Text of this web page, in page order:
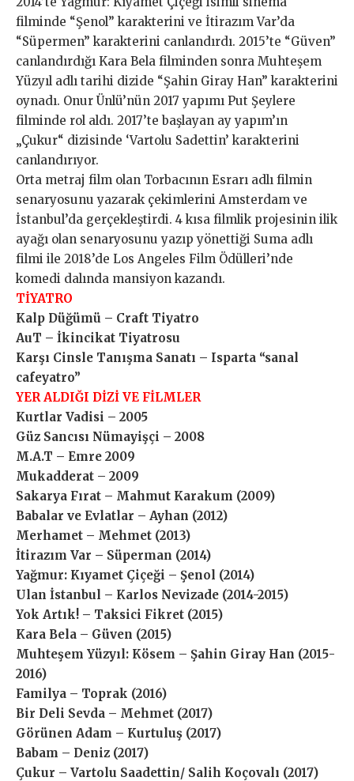
filminde “Şenol” karakterini ve İtirazım Var’da
“Süpermen” karakterini canlandırdı. 2015’te “Güven”
canlandırdığı Kara Bela filminden sonra Muhteşem
Yüzyıl adlı tarihi dizide “Şahin Giray Han” karakterini
oynadı. Onur Ünlü’nün 2017 yapımı Put Şeylere
filminde rol aldı. 2017’te başlayan ay yapım’ın
„Çukur“ dizisinde ‘Vartolu Sadettin’ karakterini
canlandırıyor.
Orta metraj film olan Torbacının Esrarı adlı filmin
senaryosunu yazarak çekimlerini Amsterdam ve
İstanbul’da gerçekleştirdi. 4 kısa filmlik projesinin ilik
ayağı olan senaryosunu yazıp yönettiği Suma adlı
filmi ile 2018’de Los Angeles Film Ödülleri’nde
komedi dalında mansiyon kazandı.
TİYATRO
Kalp Düğümü – Craft Tiyatro
AuT – İkincikat Tiyatrosu
Karşı Cinsle Tanışma Sanatı – Isparta “sanal
cafeyatro”
YER ALDIĞI DİZİ VE FİLMLER
Kurtlar Vadisi – 2005
Güz Sancısı Nümayişçi – 2008
M.A.T – Emre 2009
Mukadderat – 2009
Sakarya Fırat – Mahmut Karakum (2009)
Babalar ve Evlatlar – Ayhan (2012)
Merhamet – Mehmet (2013)
İtirazım Var – Süperman (2014)
Yağmur: Kıyamet Çiçeği – Şenol (2014)
Ulan İstanbul – Karlos Nevizade (2014-2015)
Yok Artık! – Taksici Fikret (2015)
Kara Bela – Güven (2015)
Muhteşem Yüzyıl: Kösem – Şahin Giray Han (2015-
2016)
Familya – Toprak (2016)
Bir Deli Sevda – Mehmet (2017)
Görünen Adam – Kurtuluş (2017)
Babam – Deniz (2017)
Çukur – Vartolu Saadettin/ Salih Koçovalı (2017)